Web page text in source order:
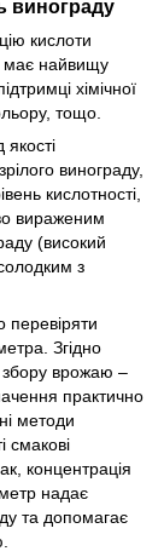
винограду
кислоти
має найвищу
хімічної
тощо.
якості
винограду,
кислотності,
вираженим
(високий
з
Згідно
збору врожаю –
практично
методи
смакові
концентрація
надає
та допомагає